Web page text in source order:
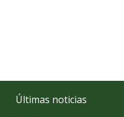
Últimas noticias